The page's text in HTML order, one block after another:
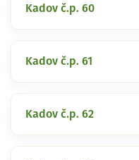
Kadov č.p. 60
Kadov č.p. 61
Kadov č.p. 62